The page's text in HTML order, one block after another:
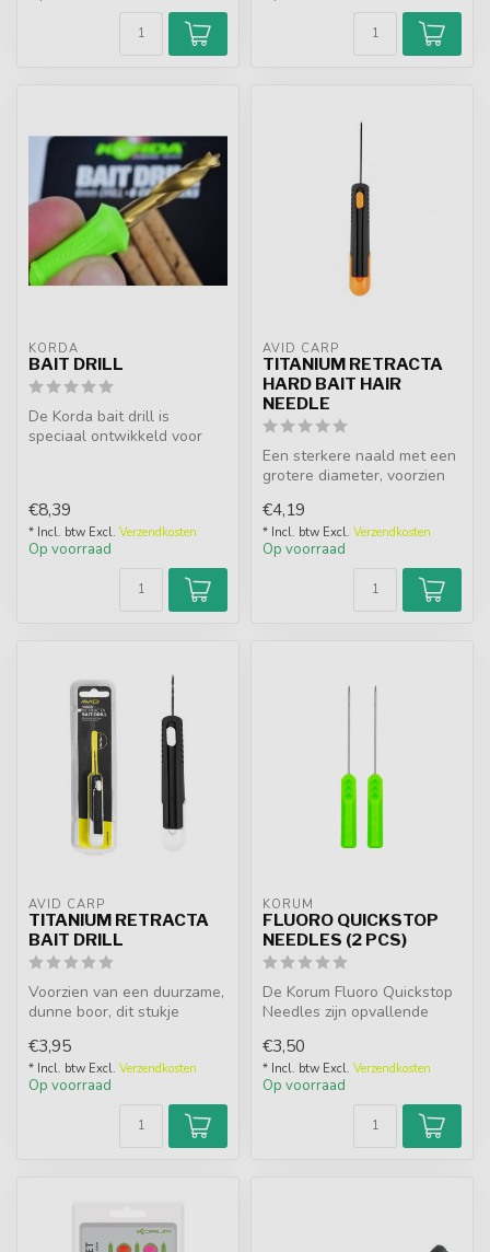
KORDA
BAIT DRILL
De Korda bait drill is
speciaal ontwikkeld voor
€8,39
* Incl. btw Excl. Verzendkosten
Op voorraad
AVID CARP
TITANIUM RETRACTA
HARD BAIT HAIR
NEEDLE
Een sterkere naald met een
grotere diameter, voorzien
d...
€4,19
* Incl. btw Excl. Verzendkosten
Op voorraad
AVID CARP
TITANIUM RETRACTA
BAIT DRILL
Voorzien van een duurzame,
dunne boor, dit stukje
he...
€3,95
* Incl. btw Excl. Verzendkosten
Op voorraad
KORUM
FLUORO QUICKSTOP
NEEDLES (2 PCS)
De Korum Fluoro Quickstop
Needles zijn opvallende
kleur...
€3,50
* Incl. btw Excl. Verzendkosten
Op voorraad